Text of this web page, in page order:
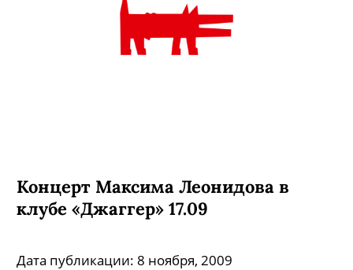
Концерт Максима Леонидова в
клубе «Джаггер» 17.09
Дата публикации: 8 ноября, 2009